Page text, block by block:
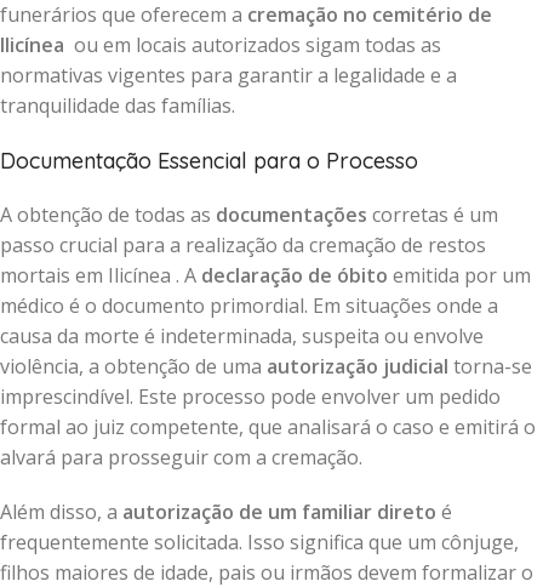
funerários que oferecem a cremação no cemitério de
Ilicínea ou em locais autorizados sigam todas as
normativas vigentes para garantir a legalidade e a
tranquilidade das famílias.
Documentação Essencial para o Processo
A obtenção de todas as documentações corretas é um
passo crucial para a realização da cremação de restos
mortais em Ilicínea . A declaração de óbito emitida por um
médico é o documento primordial. Em situações onde a
causa da morte é indeterminada, suspeita ou envolve
violência, a obtenção de uma autorização judicial torna-se
imprescindível. Este processo pode envolver um pedido
formal ao juiz competente, que analisará o caso e emitirá o
alvará para prosseguir com a cremação.
Além disso, a autorização de um familiar direto é
frequentemente solicitada. Isso significa que um cônjuge,
filhos maiores de idade, pais ou irmãos devem formalizar o